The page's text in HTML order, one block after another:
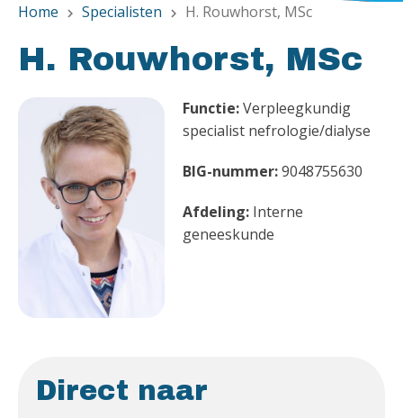
Home chevron_right Specialisten chevron_right H. Rouwhorst, MSc
H. Rouwhorst, MSc
Functie:Verpleegkundig
specialist nefrologie/dialyse
BIG-nummer:9048755630
Afdeling: Interne
geneeskunde
Direct naar